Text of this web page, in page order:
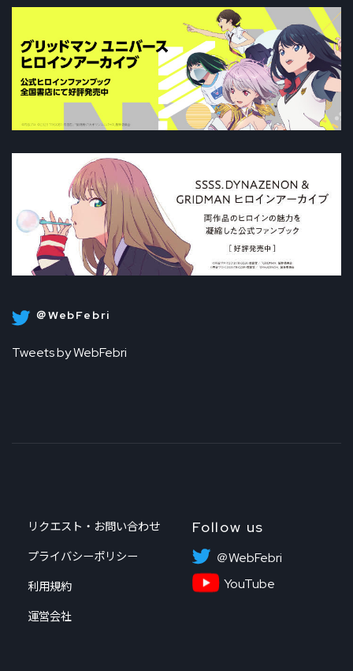
＠WebFebri
Tweets by WebFebri
リクエスト・お問い合わせ
プライバシーポリシー
利用規約
運営会社
Follow us
＠WebFebri
YouTube